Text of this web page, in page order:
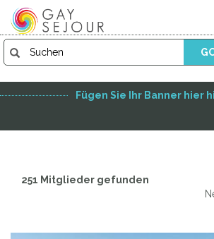
Fügen Sie Ihr Banner hier
251 Mitglieder gefunden